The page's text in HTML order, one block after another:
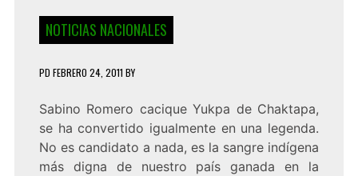
NOTICIAS NACIONALES
PD FEBRERO 24, 2011 BY
Sabino Romero cacique Yukpa de Chaktapa,
se ha convertido igualmente en una legenda.
No es candidato a nada, es la sangre indígena
más digna de nuestro país ganada en la